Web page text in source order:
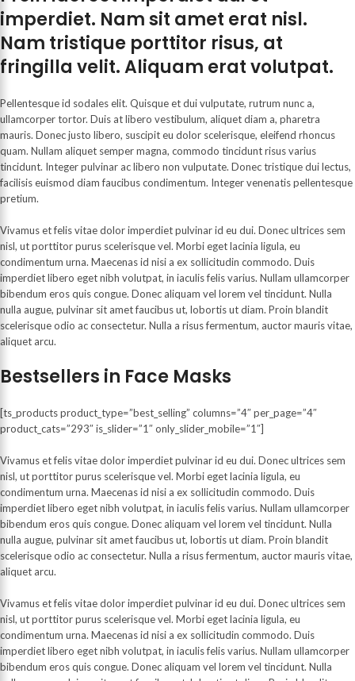
imperdiet. Nam sit amet erat nisl.
Nam tristique porttitor risus, at
fringilla velit. Aliquam erat volutpat.
Pellentesque id sodales elit. Quisque et dui vulputate, rutrum nunc a,
ullamcorper tortor. Duis at libero vestibulum, aliquet diam a, pharetra
mauris. Donec justo libero, suscipit eu dolor scelerisque, eleifend rhoncus
quam. Nullam aliquet semper magna, commodo tincidunt risus varius
tincidunt. Integer pulvinar ac libero non vulputate. Donec tristique dui lectus,
facilisis euismod diam faucibus condimentum. Integer venenatis pellentesque
pretium.
Vivamus et felis vitae dolor imperdiet pulvinar id eu dui. Donec ultrices sem
nisl, ut porttitor purus scelerisque vel. Morbi eget lacinia ligula, eu
condimentum urna. Maecenas id nisi a ex sollicitudin commodo. Duis
imperdiet libero eget nibh volutpat, in iaculis felis varius. Nullam ullamcorper
bibendum eros quis congue. Donec aliquam vel lorem vel tincidunt. Nulla
nulla augue, pulvinar sit amet faucibus ut, lobortis ut diam. Proin blandit
scelerisque odio ac consectetur. Nulla a risus fermentum, auctor mauris vitae,
aliquet arcu.
Bestsellers in Face Masks
[ts_products product_type=”best_selling” columns=”4″ per_page=”4″
product_cats=”293″ is_slider=”1″ only_slider_mobile=”1″]
Vivamus et felis vitae dolor imperdiet pulvinar id eu dui. Donec ultrices sem
nisl, ut porttitor purus scelerisque vel. Morbi eget lacinia ligula, eu
condimentum urna. Maecenas id nisi a ex sollicitudin commodo. Duis
imperdiet libero eget nibh volutpat, in iaculis felis varius. Nullam ullamcorper
bibendum eros quis congue. Donec aliquam vel lorem vel tincidunt. Nulla
nulla augue, pulvinar sit amet faucibus ut, lobortis ut diam. Proin blandit
scelerisque odio ac consectetur. Nulla a risus fermentum, auctor mauris vitae,
aliquet arcu.
Vivamus et felis vitae dolor imperdiet pulvinar id eu dui. Donec ultrices sem
nisl, ut porttitor purus scelerisque vel. Morbi eget lacinia ligula, eu
condimentum urna. Maecenas id nisi a ex sollicitudin commodo. Duis
imperdiet libero eget nibh volutpat, in iaculis felis varius. Nullam ullamcorper
bibendum eros quis congue. Donec aliquam vel lorem vel tincidunt. Nulla